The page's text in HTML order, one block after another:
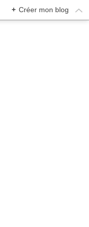
+ Créer mon blog